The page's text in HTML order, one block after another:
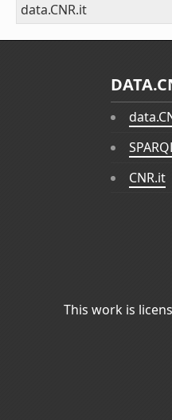
data.CNR.it
CNR.it
This work is